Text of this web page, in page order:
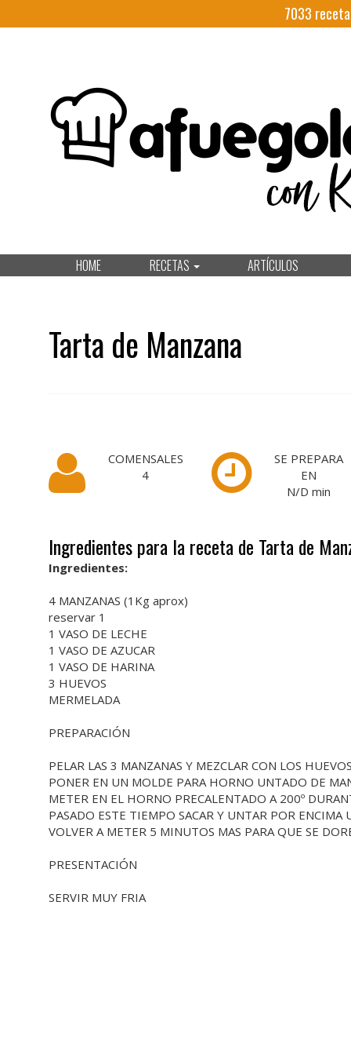
7033
HOME RECETAS ARTÍCULOS
Tarta de Manzana
COMENSALES
4
SE PREPARA
EN
N/D min
Ingredientes para la receta de Tarta de
Ingredientes:
4 MANZANAS (1Kg aprox)
reservar 1
1 VASO DE LECHE
1 VASO DE AZUCAR
1 VASO DE HARINA
3 HUEVOS
MERMELADA
PREPARACIÓN
PELAR LAS 3 MANZANAS Y MEZCLAR CON LOS
PONER EN UN MOLDE PARA HORNO UNTADO DE
METER EN EL HORNO PRECALENTADO A 200º
PASADO ESTE TIEMPO SACAR Y UNTAR POR
VOLVER A METER 5 MINUTOS MAS PARA QUE SE
PRESENTACIÓN
SERVIR MUY FRIA